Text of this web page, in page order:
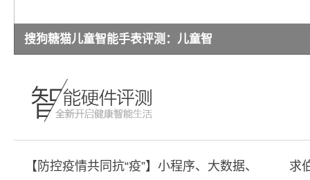
搜狗糖猫儿童智能手表评测：儿童智
【防控疫情共同抗“疫”】小程序、大数据、
求